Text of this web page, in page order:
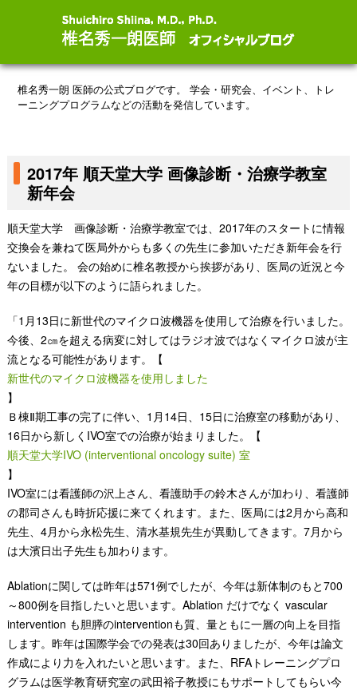
椎名秀一朗 医師の公式ブログです。
学会・研究会、イベント、トレ
ーニングプログラムなどの活動を発信しています。
2017年 順天堂大学 画像診断・治療学教室
新年会
順天堂大学 画像診断・治療学教室では、2017年のスタートに情報
交換会を兼ねて医局外からも多くの先生に参加いただき新年会を行
ないました。 会の始めに椎名教授から挨拶があり、医局の近況と今
年の目標が以下のように語られました。
「1月13日に新世代のマイクロ波機器を使用して治療を行いました。
今後、2㎝を超える病変に対してはラジオ波ではなくマイクロ波が主
流となる可能性があります。【
新世代のマイクロ波機器を使用しました
】
Ｂ棟Ⅱ期工事の完了に伴い、1月14日、15日に治療室の移動があり、
16日から新しくIVO室での治療が始まりました。【
順天堂大学IVO (interventional oncology suite) 室
】
IVO室には看護師の沢上さん、看護助手の鈴木さんが加わり、看護師
の郡司さんも時折応援に来てくれます。また、医局には2月から高和
先生、4月から永松先生、清水基規先生が異動してきます。7月から
は大濱日出子先生も加わります。
Ablationに関しては昨年は571例でしたが、今年は新体制のもと700
～800例を目指したいと思います。Ablation だけでなく vascular
intervention も胆膵のinterventionも質、量ともに一層の向上を目指
します。昨年は国際学会での発表は30回ありましたが、今年は論文
作成により力を入れたいと思います。また、RFAトレーニングプロ
グラムは医学教育研究室の武田裕子教授にもサポートしてもらい今